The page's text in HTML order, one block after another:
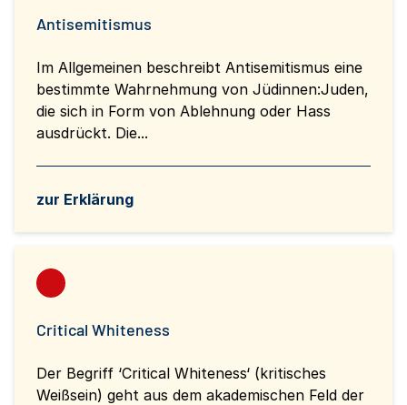
Antisemitismus
Im Allgemeinen beschreibt Antisemitismus eine
bestimmte Wahrnehmung von Jüdinnen:Juden,
die sich in Form von Ablehnung oder Hass
ausdrückt. Die...
zur Erklärung
Critical Whiteness
Der Begriff ‘Critical Whiteness‘ (kritisches
Weißsein) geht aus dem akademischen Feld der